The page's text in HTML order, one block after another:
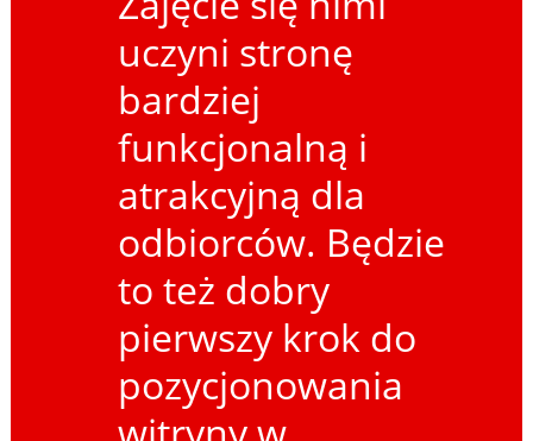
uczyni stronę
bardziej
funkcjonalną i
atrakcyjną dla
odbiorców. Będzie
to też dobry
pierwszy krok do
pozycjonowania